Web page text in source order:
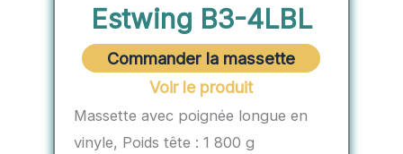
Estwing ‎B3-4LBL
Commander la massette
Voir le produit
Massette avec poignée longue en
vinyle, Poids tête : 1 800 g